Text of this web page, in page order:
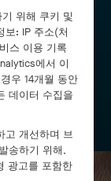
위해 쿠키 및
보: IP 주소(처
스 이용 기록
에서 이
우 14개월 동안
데이터 수집을
고 개선하며 브
송하기 위해,
광고를 포함한